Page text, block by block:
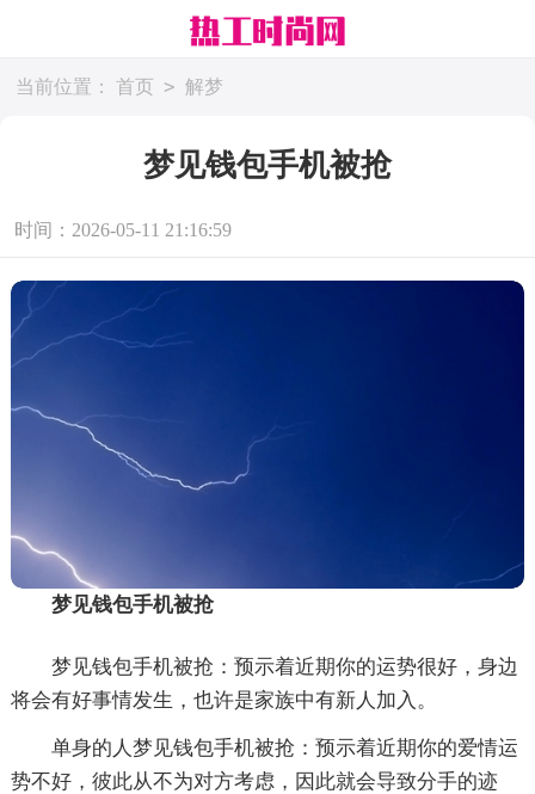
当前位置： 首页 > 解梦
梦见钱包手机被抢
时间：2026-05-11 21:16:59
梦见钱包手机被抢
梦见钱包手机被抢：预示着近期你的运势很好，身边
将会有好事情发生，也许是家族中有新人加入。
单身的人梦见钱包手机被抢：预示着近期你的爱情运
势不好，彼此从不为对方考虑，因此就会导致分手的迹